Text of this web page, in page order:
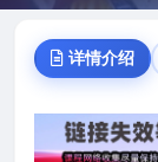
详情介绍